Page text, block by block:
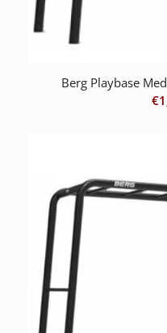
Berg Playbase
€